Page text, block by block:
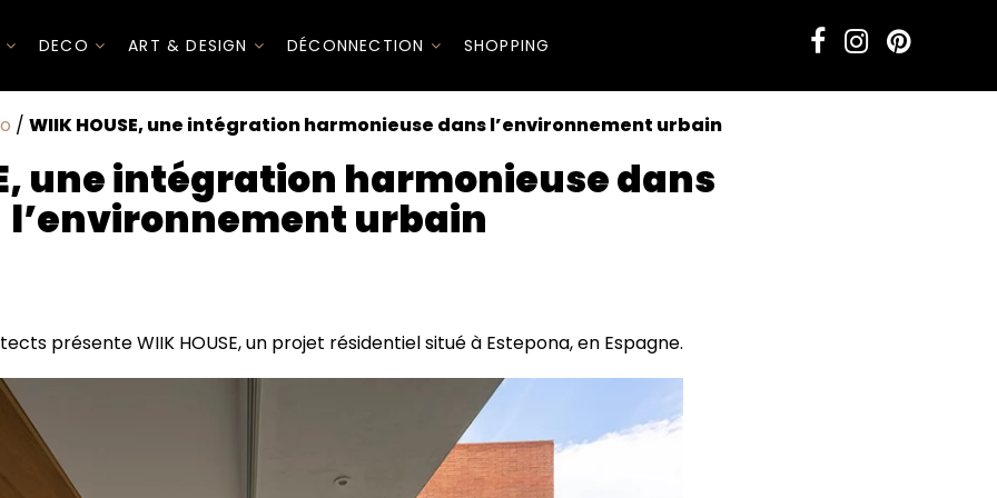
DECO ART & DESIGN DÉCONNECTION SHOPPING
/ WIIK HOUSE, une intégration harmonieuse dans l’environnement urbain
une intégration harmonieuse dans
l’environnement urbain
entre architecture arabe et style vernaculaire méditerranéen
qui célèbre la lumière naturelle
présente WIIK HOUSE, un projet résidentiel situé à Estepona, en Espagne.